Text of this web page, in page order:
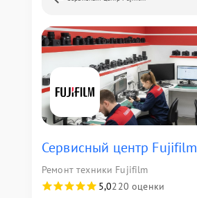
Сервисный центр Fujifilm
Ремонт техники Fujifilm
5,0220 оценки